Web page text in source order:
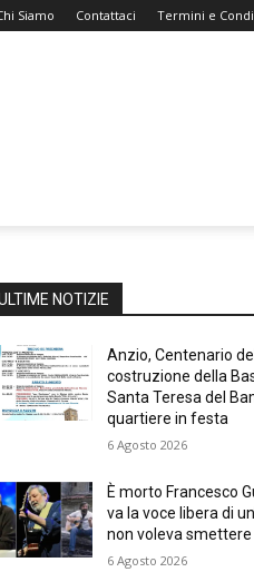
Siamo Contattaci Termini e
NOTIZIE
Anzio, Centenario
costruzione della
Santa Teresa del
quartiere in festa
6 Agosto 2026
È morto Francesco
va la voce libera di
non voleva smettere
6 Agosto 2026